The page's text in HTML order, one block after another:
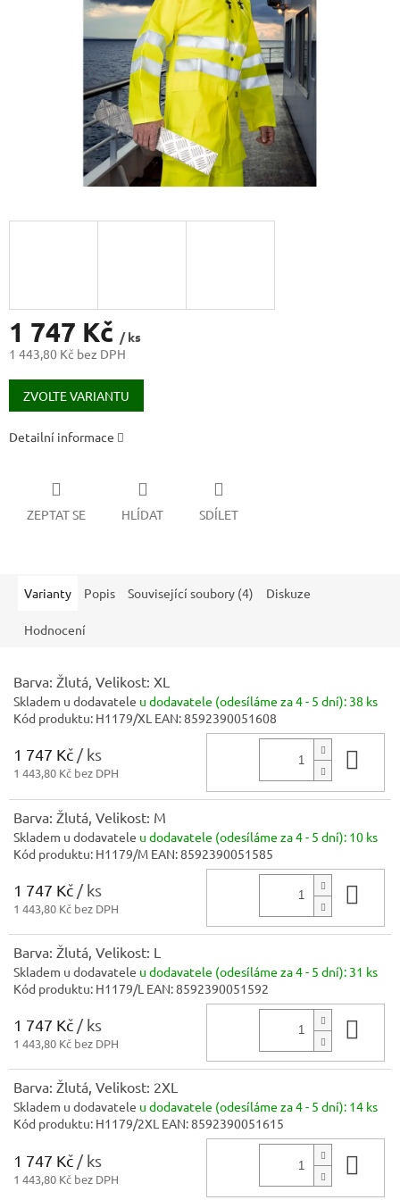
1 747 Kč / ks
1 443,80 Kč bez DPH
Měrná
cena:
ZVOLTE VARIANTU
Detailní informace
ZEPTAT SE HLÍDAT SDÍLET
Varianty Popis Související soubory (4) Diskuze
Hodnocení
Barva: Žlutá, Velikost: XL
Skladem u dodavatele u dodavatele (odesíláme za 4 - 5 dní): 38 ks
Kód produktu: H1179/XL EAN:8592390051608
1 747 Kč / ks
1 443,80 Kč bez DPH
Barva: Žlutá, Velikost: M
Skladem u dodavatele u dodavatele (odesíláme za 4 - 5 dní): 10 ks
Kód produktu: H1179/M EAN:8592390051585
1 747 Kč / ks
1 443,80 Kč bez DPH
Barva: Žlutá, Velikost: L
Skladem u dodavatele u dodavatele (odesíláme za 4 - 5 dní): 31 ks
Kód produktu: H1179/L EAN:8592390051592
1 747 Kč / ks
1 443,80 Kč bez DPH
Barva: Žlutá, Velikost: 2XL
Skladem u dodavatele u dodavatele (odesíláme za 4 - 5 dní): 14 ks
Kód produktu: H1179/2XL EAN:8592390051615
1 747 Kč / ks
1 443,80 Kč bez DPH